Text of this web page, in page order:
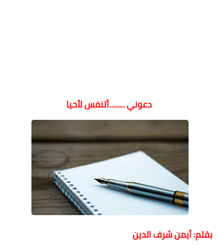
دعوني ........أتنفس لأحيا
بقلم: أيمن شرف الدين